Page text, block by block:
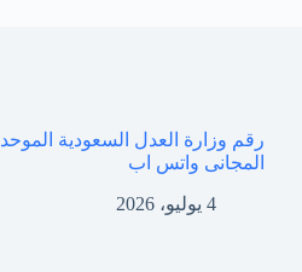
رقم وزارة العدل السعودية الموحد
المجانى واتس اب
4 يوليو، 2026